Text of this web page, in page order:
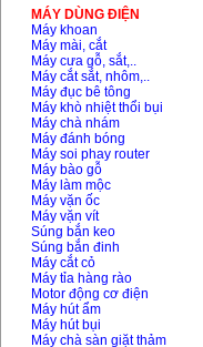
Giá: 50500000
Máy hàn que điện tử
KenMax ARC 315
Giá:3550000VND
Máy hàn bấm Hồng
ký HB4KB (4KVA)
Giá:
Dây cáp hàn Samwon
Korea
Giá :105000VND
MÁY DÙNG ĐIỆN
Máy khoan
Máy mài, cắt
Máy cưa gỗ, sắt,..
Máy cắt sắt, nhôm,..
Máy đục bê tông
Máy khò nhiệt thổi bụi
Máy chà nhám
Máy đánh bóng
Máy soi phay router
Máy bào gỗ
Máy làm mộc
Máy vặn ốc
Máy vặn vít
Súng bắn keo
Súng bắn đinh
Máy cắt cỏ
Máy tỉa hàng rào
Motor động cơ điện
Máy hút ẩm
Máy hút bụi
Máy chà sàn giặt thảm